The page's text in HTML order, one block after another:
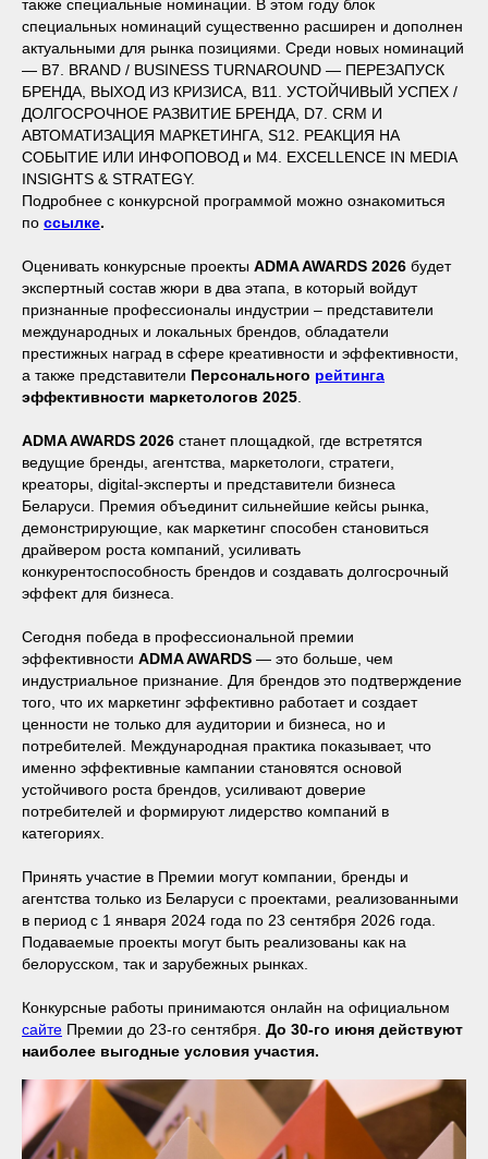
также специальные номинации. В этом году блок
специальных номинаций существенно расширен и дополнен
актуальными для рынка позициями. Среди новых номинаций
— B7. BRAND / BUSINESS TURNAROUND — ПЕРЕЗАПУСК
БРЕНДА, ВЫХОД ИЗ КРИЗИСА, B11. УСТОЙЧИВЫЙ УСПЕХ /
ДОЛГОСРОЧНОЕ РАЗВИТИЕ БРЕНДА, D7. CRM И
АВТОМАТИЗАЦИЯ МАРКЕТИНГА, S12. РЕАКЦИЯ НА
СОБЫТИЕ ИЛИ ИНФОПОВОД и M4. EXCELLENCE IN MEDIA
INSIGHTS & STRATEGY.
Подробнее с конкурсной программой можно ознакомиться
по ссылке.
Оценивать конкурсные проекты ADMA AWARDS 2026 будет
экспертный состав жюри в два этапа, в который войдут
признанные профессионалы индустрии – представители
международных и локальных брендов, обладатели
престижных наград в сфере креативности и эффективности,
а также представители Персонального рейтинга
эффективности маркетологов 2025
ADMA AWARDS 2026 станет площадкой, где встретятся
ведущие бренды, агентства, маркетологи, стратеги,
креаторы, digital-эксперты и представители бизнеса
Беларуси. Премия объединит сильнейшие кейсы рынка,
демонстрирующие, как маркетинг способен становиться
драйвером роста компаний, усиливать
конкурентоспособность брендов и создавать долгосрочный
эффект для бизнеса.
Сегодня победа в профессиональной премии
эффективности ADMA AWARDS — это больше, чем
индустриальное признание. Для брендов это подтверждение
того, что их маркетинг эффективно работает и создает
ценности не только для аудитории и бизнеса, но и
потребителей. Международная практика показывает, что
именно эффективные кампании становятся основой
устойчивого роста брендов, усиливают доверие
потребителей и формируют лидерство компаний в
категориях.
Принять участие в Премии могут компании, бренды и
агентства только из Беларуси с проектами, реализованными
в период с 1 января 2024 года по 23 сентября 2026 года.
Подаваемые проекты могут быть реализованы как на
белорусском, так и зарубежных рынках.
Конкурсные работы принимаются онлайн на официальном
сайте Премии до 23-го сентября. До 30-го июня действуют
наиболее выгодные условия участия.